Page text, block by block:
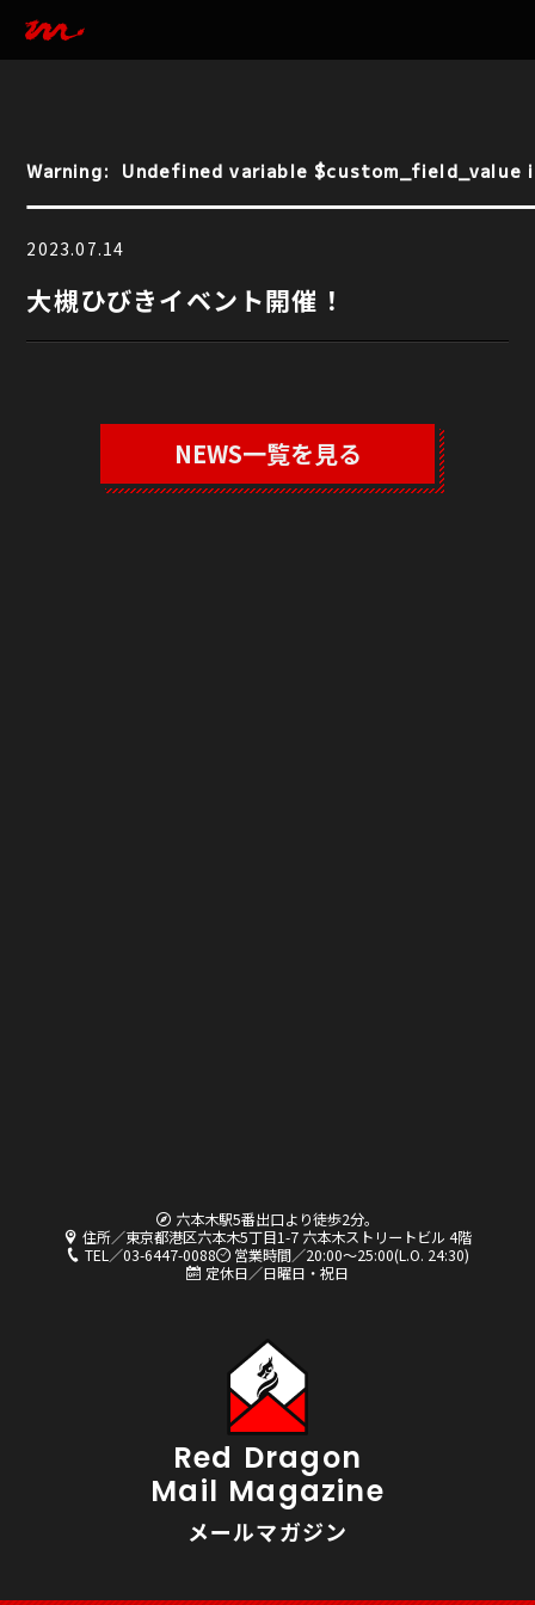
Warning:  Undefined variable $custom_field_value
Warning:  Undefined variable $custom_field_value
2023.07.14
大槻ひびきイベント開催！
NEWS一覧を見る
六本木駅5番出口より徒歩2分。
住所／東京都港区六本木5丁目1-7 六本木ストリートビル 4階
TEL／03-6447-0088
営業時間／20:00〜25:00(L.O. 24:30)
定休日／日曜日・祝日
Red Dragon
Mail Magazine
メールマガジン